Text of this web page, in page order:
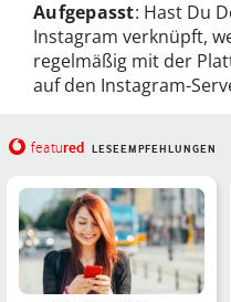
Aufgepasst: Hast Du
Instagram verknüpft,
regelmäßig mit der
auf den Instagram-
featured LESEEMPFEHLUNGEN